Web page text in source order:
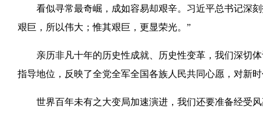
看似寻常最奇崛，成如容易却艰辛。习近平总书记深刻
艰巨，所以伟大；惟其艰巨，更显荣光。”
亲历非凡十年的历史性成就、历史性变革，我们深切体
指导地位，反映了全党全军全国各族人民共同心愿，对新
世界百年未有之大变局加速演进，我们还要准备经受风